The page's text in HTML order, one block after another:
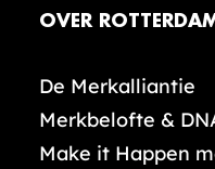
OVER
De Merkalliantie
Merkbelofte &
Make it Happen